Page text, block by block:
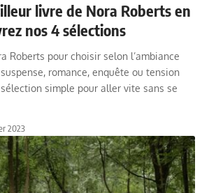
livre de Nora Roberts en
nos 4 sélections
Roberts pour choisir selon l’ambiance
romance, enquête ou tension
simple pour aller vite sans se
2023